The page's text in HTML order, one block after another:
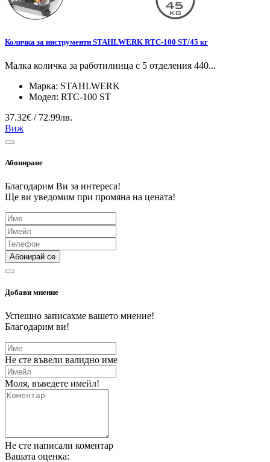
Количка за инструменти STAHLWERK RTC-100 ST/45 кг
Малка количка за работилница с 5 отделения 440...
Марка: STAHLWERK
Модел: RTC-100 ST
37.32€ / 72.99лв.
Виж
Абониране
Благодарим Ви за интереса!
Ще ви уведомим при промяна на цената!
Абонирай се
Добави мнение
Успешно записахме вашето мнение!
Благодарим ви!
Не сте въвели валидно име
Моля, въведете имейл!
Не сте написали коментар
Вашата оценка: